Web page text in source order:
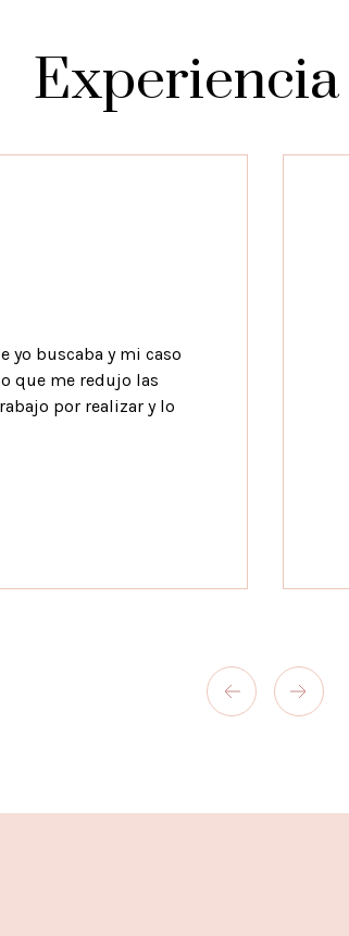
Experiencia
yo buscaba y mi caso
que me redujo las
por realizar y lo